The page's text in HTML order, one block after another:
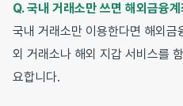
Q. 국내 거래소만 쓰면 해외금융
국내 거래소만 이용한다면 해외금
외 거래소나 해외 지갑 서비스를
요합니다.